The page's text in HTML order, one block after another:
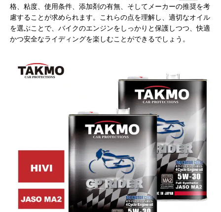
格、粘度、使用条件、添加剤の有無、そしてメーカーの推奨を考
慮することが求められます。これらの点を理解し、適切なオイル
を選ぶことで、バイクのエンジンをしっかりと保護しつつ、快適
かつ安全なライディングを楽しむことができるでしょう。